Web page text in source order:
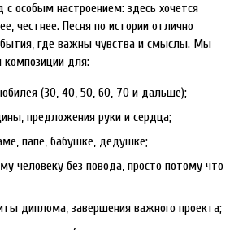
особым настроением: здесь хочется
честнее. Песня по истории отлично
где важны чувства и смыслы. Мы
для:
(30, 40, 50, 60, 70 и дальше);
предложения руки и сердца;
папе, бабушке, дедушке;
человеку без повода, просто потому что
диплома, завершения важного проекта;